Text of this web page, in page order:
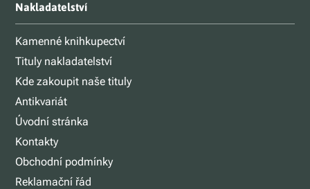
Nakladatelství
Kamenné knihkupectví
Tituly nakladatelství
Kde zakoupit naše tituly
Antikvariát
Úvodní stránka
Kontakty
Obchodní podmínky
Reklamační řád